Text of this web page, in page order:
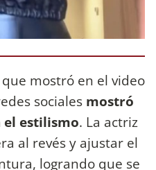
mostró en el video
sociales mostró
el estilismo. La actriz
al revés y ajustar el
logrando que se